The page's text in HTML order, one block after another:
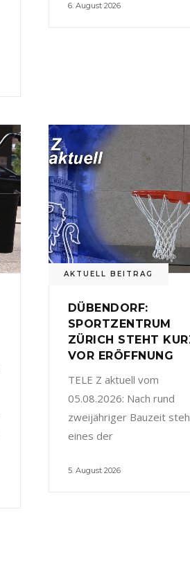
6. August 2026
AKTUELL BEITRAG
DÜBENDORF:
SPORTZENTRUM
ZÜRICH STEHT
VOR ERÖFFNUNG
TELE Z aktuell vom
05.08.2026: Nach rund
zweijähriger Bauzeit
eines der
5. August 2026